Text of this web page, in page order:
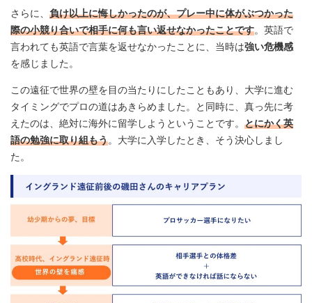
さらに、 負け以上に悔しかったのが、プレー中に体がぶつかった
際の小競り合いで相手に何も言い返せなかったことです。英語で
言われても英語で言葉を返せなかったことに、当時は強い危機感
を感じました。
この遠征で世界の壁を目の当たりにしたこともあり、大学に進む
タイミングでプロの道はあきらめました。と同時に、真っ先に考
えたのは、絶対に海外に留学しようということです。 とにかく英
語の勉強に取り組もう。大学に入学したとき、そう決心しまし
た。